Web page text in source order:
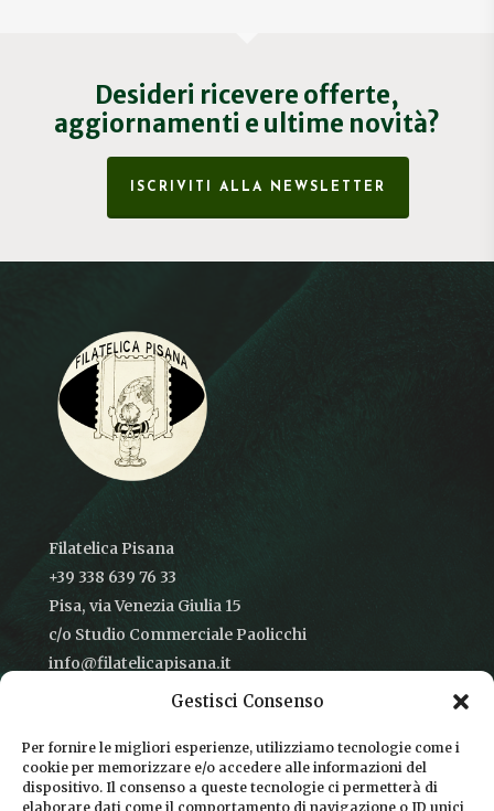
Gestisci Consenso
Per fornire le migliori esperienze, utilizziamo tecnologie come i
cookie per memorizzare e/o accedere alle informazioni del
dispositivo. Il consenso a queste tecnologie ci permetterà di
elaborare dati come il comportamento di navigazione o ID unici
Desideri ricevere offerte,
aggiornamenti e ultime novità?
ISCRIVITI ALLA NEWSLETTER
Filatelica Pisana
+39 338 639 76 33
Pisa, via Venezia Giulia 15
c/o Studio Commerciale Paolicchi
info@filatelicapisana.it
CONDIZIONI DI VENDITA